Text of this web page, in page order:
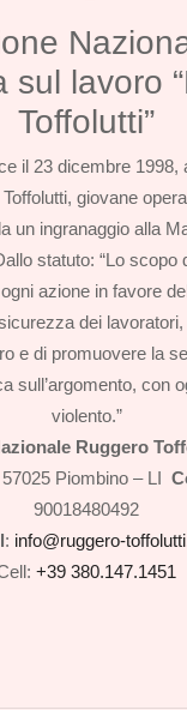
sul lavoro
Toffolutti”
il 23 dicembre
giovane
un ingranaggio alla
statuto: “Lo scopo
azione in favore
dei
e di promuovere la
sull’argomento, con
violento.”
Ruggero
Piombino – LI
90018480492
: info@ruggero-
+39 380.147.1451